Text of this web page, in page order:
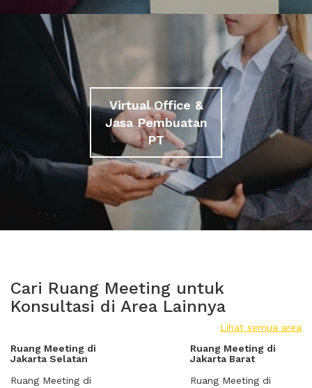
Virtual Office &
Jasa Pembuatan
PT
Cari Ruang Meeting untuk
Konsultasi di Area Lainnya
Lihat semua area
Ruang Meeting di
Jakarta Selatan
Ruang Meeting di
Ruang Meeting di
Jakarta Barat
Ruang Meeting di